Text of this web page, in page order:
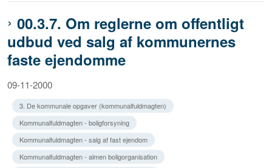
00.3.7. Om reglerne om offentligt
udbud ved salg af kommunernes
faste ejendomme
09-11-2000
3. De kommunale opgaver (kommunalfuldmagten)
Kommunalfuldmagten - boligforsyning
Kommunalfuldmagten - salg af fast ejendom
Kommunalfuldmagten - almen boligorganisation